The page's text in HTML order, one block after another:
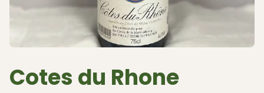
Cotes du Rhone